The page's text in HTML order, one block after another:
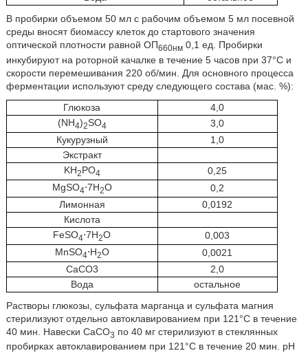
В пробирки объемом 50 мл с рабочим объемом 5 мл посевной
среды вносят биомассу клеток до стартового значения
оптической плотности равной ОП660нм0,1 ед. Пробирки
инкубируют на роторной качалке в течение 5 часов при 37°С и
скорости перемешивания 220 об/мин. Для основного процесса
ферментации используют среду следующего состава (мас. %):
Глюкоза
4,0
(NH4)2SO4
3,0
Кукурузный
1,0
Экстракт
KН2РО4
0,25
MgSO4⋅7H2O
0,2
Лимонная
0,0192
Кислота
FeSO4⋅7H2O
0,003
MnSO4⋅Н2O
0,0021
СаСО3
2,0
Вода
остальное
Растворы глюкозы, сульфата марганца и сульфата магния
стерилизуют отдельно автоклавированием при 121°С в течение
40 мин. Навески СаСО3 по 40 мг стерилизуют в стеклянных
пробирках автоклавированием при 121°С в течение 20 мин. рН